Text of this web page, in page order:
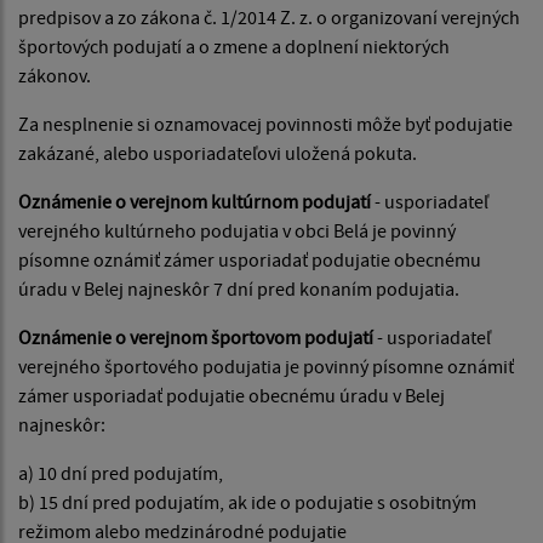
predpisov a zo zákona č. 1/2014 Z. z. o organizovaní verejných
športových podujatí a o zmene a doplnení niektorých
zákonov.
Za nesplnenie si oznamovacej povinnosti môže byť podujatie
zakázané, alebo usporiadateľovi uložená pokuta.
Oznámenie o verejnom kultúrnom podujatí- usporiadateľ
verejného kultúrneho podujatia v obci Belá je povinný
písomne oznámiť zámer usporiadať podujatie obecnému
úradu v Belej najneskôr 7 dní pred konaním podujatia.
Oznámenie o verejnom športovom podujatí- usporiadateľ
verejného športového podujatia je povinný písomne oznámiť
zámer usporiadať podujatie obecnému úradu v Belej
najneskôr:
a) 10 dní pred podujatím,
b) 15 dní pred podujatím, ak ide o podujatie s osobitným
režimom alebo medzinárodné podujatie